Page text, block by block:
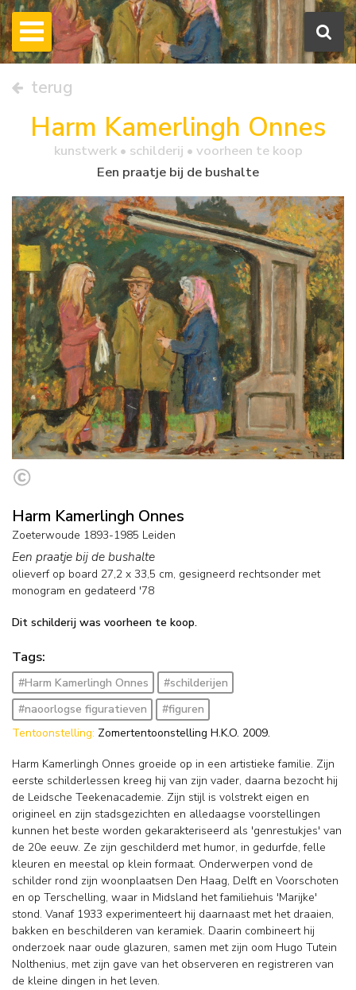
terug
Harm Kamerlingh Onnes
kunstwerk • schilderij • voorheen te koop
Een praatje bij de bushalte
Harm Kamerlingh Onnes
Zoeterwoude 1893-1985 Leiden
Een praatje bij de bushalte
olieverf op board 27,2 x 33,5 cm, gesigneerd rechtsonder met
monogram en gedateerd '78
Dit schilderij was voorheen te koop.
Tags:
#Harm Kamerlingh Onnes
#schilderijen
#naoorlogse figuratieven
#figuren
Tentoonstelling: Zomertentoonstelling H.K.O. 2009.
Harm Kamerlingh Onnes groeide op in een artistieke familie. Zijn
eerste schilderlessen kreeg hij van zijn vader, daarna bezocht hij
de Leidsche Teekenacademie. Zijn stijl is volstrekt eigen en
origineel en zijn stadsgezichten en alledaagse voorstellingen
kunnen het beste worden gekarakteriseerd als 'genrestukjes' van
de 20e eeuw. Ze zijn geschilderd met humor, in gedurfde, felle
kleuren en meestal op klein formaat. Onderwerpen vond de
schilder rond zijn woonplaatsen Den Haag, Delft en Voorschoten
en op Terschelling, waar in Midsland het familiehuis 'Marijke'
stond. Vanaf 1933 experimenteert hij daarnaast met het draaien,
bakken en beschilderen van keramiek. Daarin combineert hij
onderzoek naar oude glazuren, samen met zijn oom Hugo Tutein
Nolthenius, met zijn gave van het observeren en registreren van
de kleine dingen in het leven.